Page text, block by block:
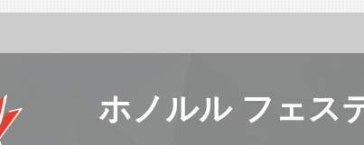
ホノルル フェス